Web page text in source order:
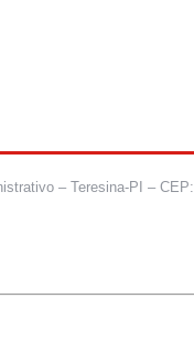
– Teresina-PI –